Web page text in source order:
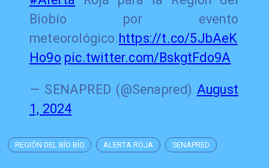
Biobío por evento
meteorológico.https://t.co/5JbAeK
Ho9o pic.twitter.com/BskgtFdo9A
— SENAPRED (@Senapred) August
1, 2024
REGIÓN DEL BÍO BÍO ALERTA ROJA SENAPRED